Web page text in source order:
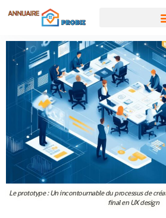
Le prototype : Un incontournable du processus de
final en UX design